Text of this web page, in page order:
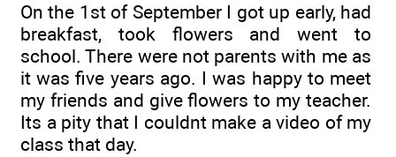
On the 1st of September I got up early, had
breakfast, took flowers and went to
school. There were not parents with me as
it was five years ago. I was happy to meet
my friends and give flowers to my teacher.
Its a pity that I couldnt make a video of my
class that day.